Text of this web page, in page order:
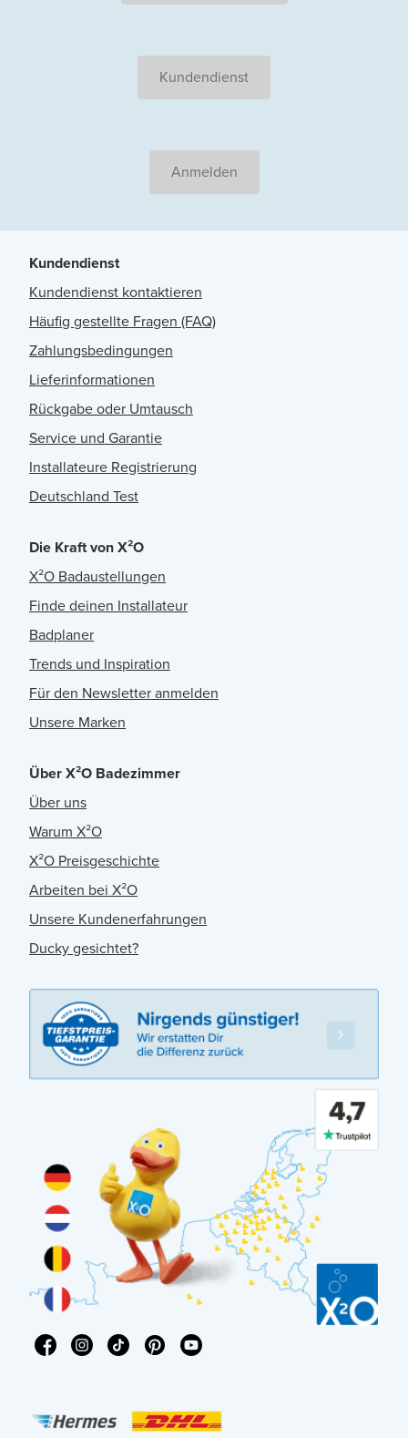
Kundendienst
Anmelden
Kundendienst
Kundendienst kontaktieren
Häufig gestellte Fragen (FAQ)
Zahlungsbedingungen
Lieferinformationen
Rückgabe oder Umtausch
Service und Garantie
Installateure Registrierung
Deutschland Test
Die Kraft von X²O
X²O Badaustellungen
Finde deinen Installateur
Badplaner
Trends und Inspiration
Für den Newsletter anmelden
Unsere Marken
Über X²O Badezimmer
Über uns
Warum X²O
X²O Preisgeschichte
Arbeiten bei X²O
Unsere Kundenerfahrungen
Ducky gesichtet?